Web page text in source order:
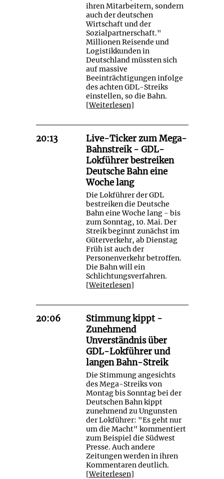
ihren Mitarbeitern, sondern
auch der deutschen
Wirtschaft und der
Sozialpartnerschaft."
Millionen Reisende und
Logistikkunden in
Deutschland müssten sich
auf massive
Beeinträchtigungen infolge
des achten GDL-Streiks
einstellen, so die Bahn.
[Weiterlesen]
20:13
Live-Ticker zum Mega-
Bahnstreik - GDL-
Lokführer bestreiken
Deutsche Bahn eine
Woche lang
Die Lokführer der GDL
bestreiken die Deutsche
Bahn eine Woche lang - bis
zum Sonntag, 10. Mai. Der
Streik beginnt zunächst im
Güterverkehr, ab Dienstag
Früh ist auch der
Personenverkehr betroffen.
Die Bahn will ein
Schlichtungsverfahren.
[Weiterlesen]
20:06
Stimmung kippt -
Zunehmend
Unverständnis über
GDL-Lokführer und
langen Bahn-Streik
Die Stimmung angesichts
des Mega-Streiks von
Montag bis Sonntag bei der
Deutschen Bahn kippt
zunehmend zu Ungunsten
der Lokführer: "Es geht nur
um die Macht" kommentiert
zum Beispiel die Südwest
Presse. Auch andere
Zeitungen werden in ihren
Kommentaren deutlich.
[Weiterlesen]